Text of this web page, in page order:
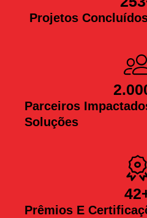
Projetos
Parceiros
Soluções
Prêmios E
42